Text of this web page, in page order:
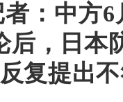
：中方
后，日本
复提出